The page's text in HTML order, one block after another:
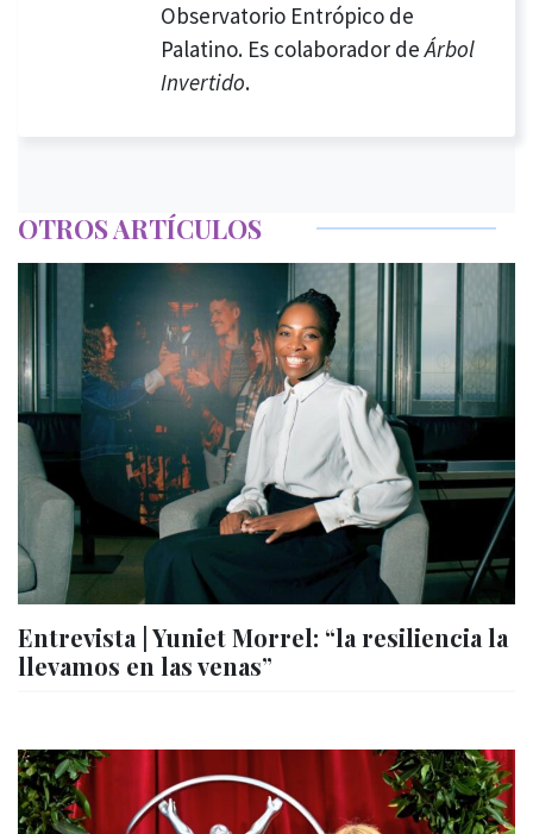
Observatorio Entrópico de
Palatino. Es colaborador deÁrbol
Invertido.
OTROS ARTÍCULOS
Entrevista | Yuniet Morrel: “la resiliencia la
llevamos en las venas”